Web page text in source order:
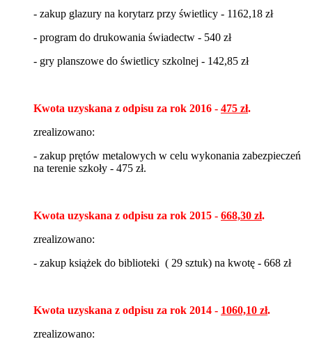
- zakup glazury na korytarz przy świetlicy - 1162,18 zł
- program do drukowania świadectw - 540 zł
- gry planszowe do świetlicy szkolnej - 142,85 zł
Kwota uzyskana z odpisu za rok 2016 - 475 zł.
zrealizowano:
- zakup prętów metalowych w celu wykonania zabezpieczeń
na terenie szkoły - 475 zł.
Kwota uzyskana z odpisu za rok 2015 - 668,30 zł.
zrealizowano:
- zakup książek do biblioteki ( 29 sztuk) na kwotę - 668 zł
Kwota uzyskana z odpisu za rok 2014 - 1060,10 zł.
zrealizowano: